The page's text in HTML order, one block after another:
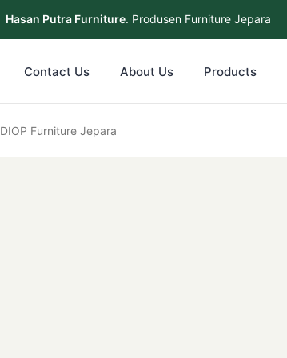
Hasan Putra Furniture. Produsen Furniture Jepara
Contact Us About Us Products
Barstool Kursi Bar Kayu Jati Kursi Cafe Jok DIOP Furniture Jepara